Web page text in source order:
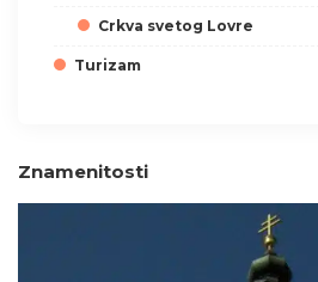
Crkva svetog Lovre
Turizam
Znamenitosti